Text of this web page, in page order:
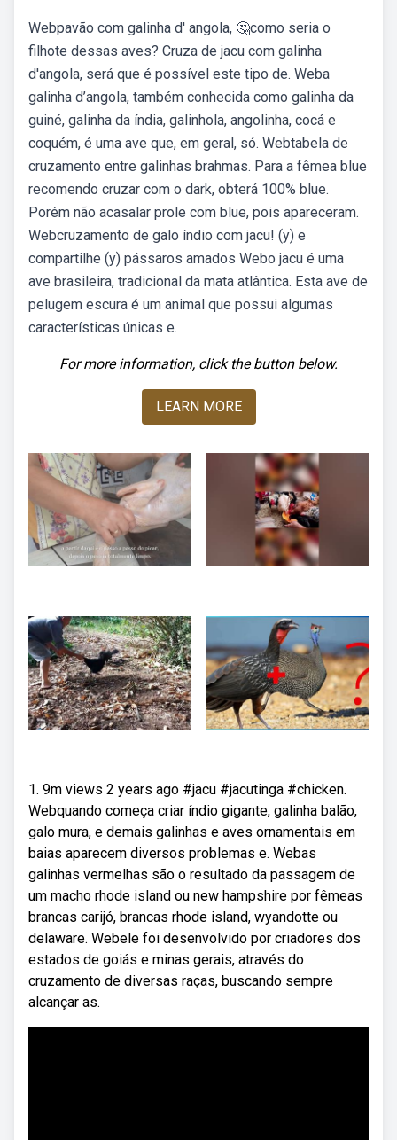
Webpavão com galinha d' angola, 🤔como seria o
filhote dessas aves? Cruza de jacu com galinha
d'angola, será que é possível este tipo de. Weba
galinha d’angola, também conhecida como galinha da
guiné, galinha da índia, galinhola, angolinha, cocá e
coquém, é uma ave que, em geral, só. Webtabela de
cruzamento entre galinhas brahmas. Para a fêmea blue
recomendo cruzar com o dark, obterá 100% blue.
Porém não acasalar prole com blue, pois apareceram.
Webcruzamento de galo índio com jacu! (y) e
compartilhe (y) pássaros amados Webo jacu é uma
ave brasileira, tradicional da mata atlântica. Esta ave de
pelugem escura é um animal que possui algumas
características únicas e.
For more information, click the button below.
LEARN MORE
1. 9m views 2 years ago #jacu #jacutinga #chicken.
Webquando começa criar índio gigante, galinha balão,
galo mura, e demais galinhas e aves ornamentais em
baias aparecem diversos problemas e. Webas
galinhas vermelhas são o resultado da passagem de
um macho rhode island ou new hampshire por fêmeas
brancas carijó, brancas rhode island, wyandotte ou
delaware. Webele foi desenvolvido por criadores dos
estados de goiás e minas gerais, através do
cruzamento de diversas raças, buscando sempre
alcançar as.